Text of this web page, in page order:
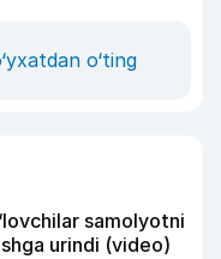
o‘ting
samolyotni
urindi (video)